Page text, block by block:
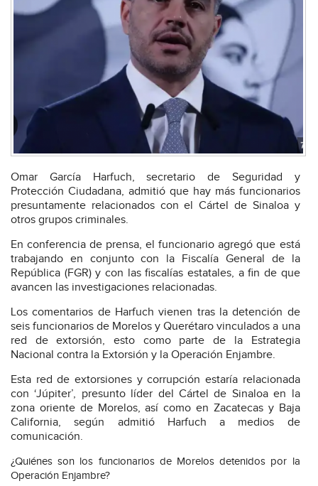
Omar García Harfuch, secretario de Seguridad y
Protección Ciudadana, admitió que hay más funcionarios
presuntamente relacionados con el Cártel de Sinaloa y
otros grupos criminales.
En conferencia de prensa, el funcionario agregó que está
trabajando en conjunto con la Fiscalía General de la
República (FGR) y con las fiscalías estatales, a fin de que
avancen las investigaciones relacionadas.
Los comentarios de Harfuch vienen tras la detención de
seis funcionarios de Morelos y Querétaro vinculados a una
red de extorsión, esto como parte de la Estrategia
Nacional contra la Extorsión y la Operación Enjambre.
Esta red de extorsiones y corrupción estaría relacionada
con ‘Júpiter’, presunto líder del Cártel de Sinaloa en la
zona oriente de Morelos, así como en Zacatecas y Baja
California, según admitió Harfuch a medios de
comunicación.
¿Quiénes son los funcionarios de Morelos detenidos por la
Operación Enjambre?